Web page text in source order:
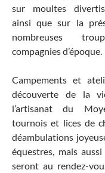
sur moultes
ainsi que sur la
nombreuses
compagnies d’époque.
Campements et
découverte de la
l’artisanat du
tournois et lices de
déambulations
équestres, mais
seront au rendez-